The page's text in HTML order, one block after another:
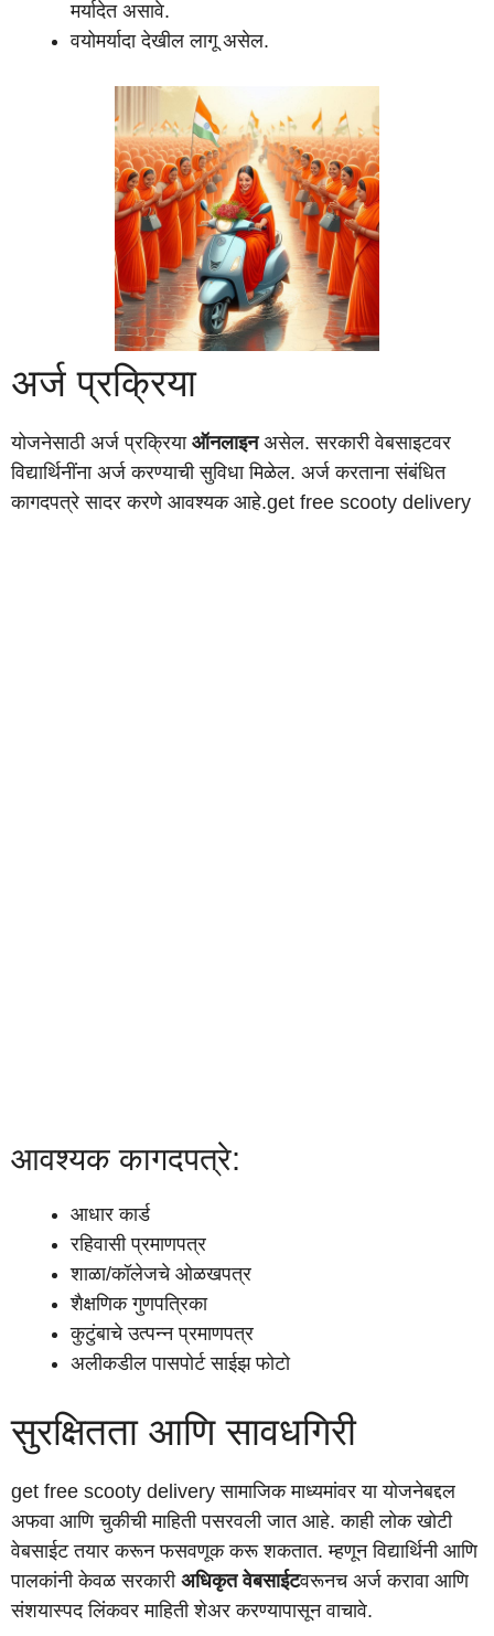
मर्यादेत असावे.
वयोमर्यादा देखील लागू असेल.
अर्ज प्रक्रिया
योजनेसाठी अर्ज प्रक्रिया ऑनलाइनअसेल. सरकारी वेबसाइटवर
विद्यार्थिनींना अर्ज करण्याची सुविधा मिळेल. अर्ज करताना संबंधित
कागदपत्रे सादर करणे आवश्यक आहे.get free scooty delivery
आवश्यक कागदपत्रे:
आधार कार्ड
रहिवासी प्रमाणपत्र
शाळा/कॉलेजचे ओळखपत्र
शैक्षणिक गुणपत्रिका
कुटुंबाचे उत्पन्न प्रमाणपत्र
अलीकडील पासपोर्ट साईझ फोटो
सुरक्षितता आणि सावधगिरी
get free scooty delivery सामाजिक माध्यमांवर या योजनेबद्दल
अफवा आणि चुकीची माहिती पसरवली जात आहे. काही लोक खोटी
वेबसाईट तयार करून फसवणूक करू शकतात. म्हणून विद्यार्थिनी आणि
पालकांनी केवळ सरकारी अधिकृत वेबसाईटवरूनच अर्ज करावा आणि
संशयास्पद लिंकवर माहिती शेअर करण्यापासून वाचावे.